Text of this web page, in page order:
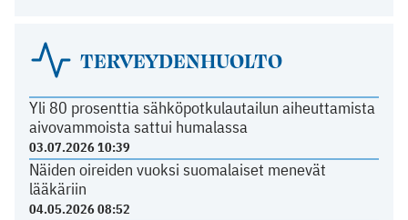
TERVEYDENHUOLTO
Yli 80 prosenttia sähköpotkulautailun aiheuttamista
aivovammoista sattui humalassa
03.07.2026 10:39
Näiden oireiden vuoksi suomalaiset menevät
lääkäriin
04.05.2026 08:52